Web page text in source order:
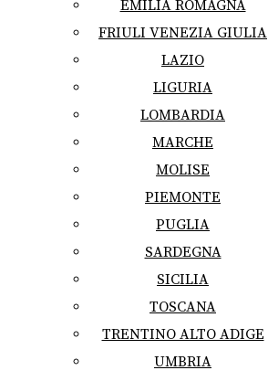
EMILIA ROMAGNA
FRIULI VENEZIA GIULIA
LAZIO
LIGURIA
LOMBARDIA
MARCHE
MOLISE
PIEMONTE
PUGLIA
SARDEGNA
SICILIA
TOSCANA
TRENTINO ALTO ADIGE
UMBRIA